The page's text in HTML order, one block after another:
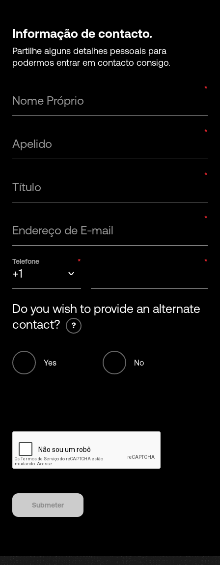
Informação de contacto.
Partilhe alguns detalhes pessoais para
podermos entrar em contacto consigo.
Nome Próprio
Apelido
Título
Endereço de E-mail
Telefone
+1
+93
+355
+213
+376
+54
+374
+297
+61
Do you wish to provide an alternate
contact?
Yes No
Submeter